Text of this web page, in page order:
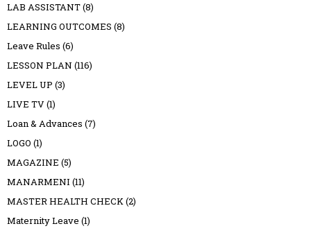
LAB ASSISTANT(8)
LEARNING OUTCOMES (8)
Leave Rules (6)
LESSON PLAN (116)
LEVEL UP (3)
LIVE TV(1)
Loan & Advances (7)
LOGO (1)
MAGAZINE (5)
MANARMENI (11)
MASTER HEALTH CHECK(2)
Maternity Leave (1)